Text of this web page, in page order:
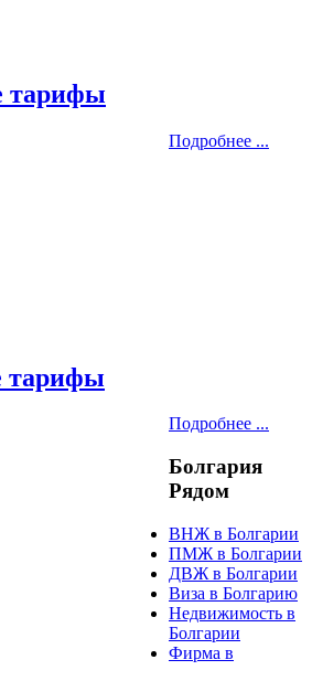
тарифы
Подробнее ...
тарифы
Подробнее ...
Болгария
Рядом
ВНЖ в Болгарии
ПМЖ в Болгарии
ДВЖ в Болгарии
Виза в Болгарию
Недвижимость в
Болгарии
Фирма в